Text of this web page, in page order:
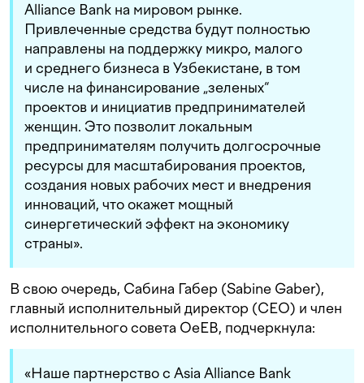
Alliance Bank на мировом рынке.
Привлеченные средства будут полностью
направлены на поддержку микро, малого
и среднего бизнеса в Узбекистане, в том
числе на финансирование „зеленых“
проектов и инициатив предпринимателей
женщин. Это позволит локальным
предпринимателям получить долгосрочные
ресурсы для масштабирования проектов,
создания новых рабочих мест и внедрения
инноваций, что окажет мощный
синергетический эффект на экономику
страны».
В свою очередь, Сабина Габер (Sabine Gaber),
главный исполнительный директор (CEO) и член
исполнительного совета OeEB, подчеркнула:
«Наше партнерство с Asia Alliance Bank